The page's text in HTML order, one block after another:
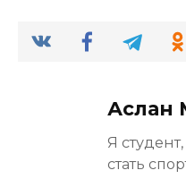
Аслан
Я
стать